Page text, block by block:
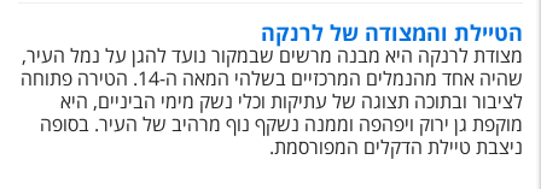
הטיילת והמצודה של לרנקה
מצודת לרנקה היא מבנה מרשים שבמקור נועד להגן על נמל העיר,
שהיה אחד מהנמלים המרכזיים בשלהי המאה ה-14. הטירה פתוחה
לציבור ובתוכה תצוגה של עתיקות וכלי נשק מימי הביניים, היא
מוקפת גן ירוק ויפהפה וממנה נשקף נוף מרהיב של העיר. בסופה
ניצבת טיילת הדקלים המפורסמת.